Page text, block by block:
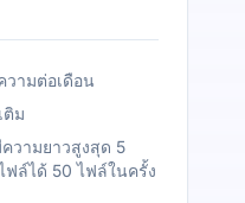
ามต่อเดือน
ติม
วามยาวสูงสุด 5
ฟล์ได้ 50 ไฟล์ในครั้ง